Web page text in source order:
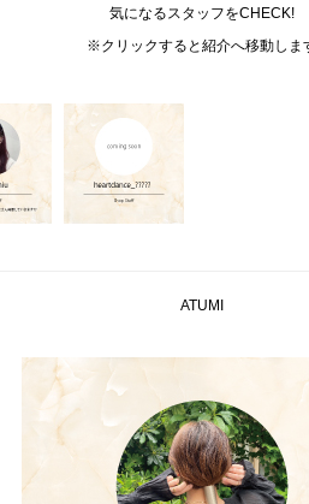
気になるスタッフをCHECK!
※クリックすると紹介へ移動しま
ATUMI